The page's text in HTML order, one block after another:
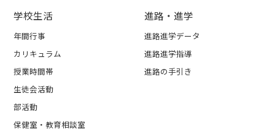
学校生活
年間行事
カリキュラム
授業時間帯
生徒会活動
部活動
保健室・教育相談室
進路・進学
進路進学データ
進路進学指導
進路の手引き